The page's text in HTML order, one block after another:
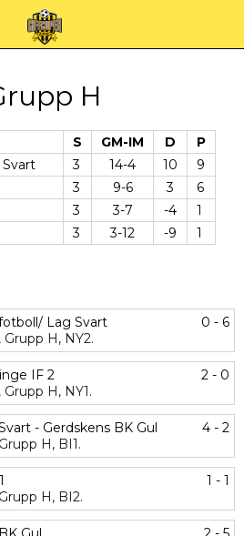
H
S GM-IM D
P
3 14-4 10
9
3 9-6 3
6
3 3-7 -4
1
3 3-12 -9 1
Lag Svart
0 - 6
Grupp H, NY2.
IF 2
2 - 0
Grupp H, NY1.
- Gerdskens BK Gul
4 - 2
Grupp H, BI1.
1 - 1
Grupp H, BI2.